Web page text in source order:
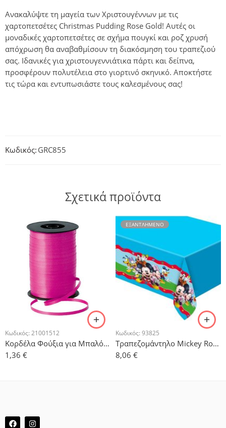
Ανακαλύψτε τη μαγεία των Χριστουγέννων με τις
χαρτοπετσέτες Christmas Pudding Rose Gold! Αυτές οι
μοναδικές χαρτοπετσέτες σε σχήμα πουγκί και ροζ χρυσή
απόχρωση θα αναβαθμίσουν τη διακόσμηση του τραπεζιού
σας. Ιδανικές για χριστουγεννιάτικα πάρτι και δείπνα,
προσφέρουν πολυτέλεια στο γιορτινό σκηνικό. Αποκτήστε
τις τώρα και εντυπωσιάστε τους καλεσμένους σας!
Κωδικός: GRC855
Σχετικά προϊόντα
Κωδικός: 21001512
Κορδέλα Φούξια για Μπαλόνια 500μ
1,36 €
ΕΞΑΝΤΛΗΜΈΝΟ
Κωδικός: 93825
Τραπεζομάντηλο Mickey Rock The House
8,06 €